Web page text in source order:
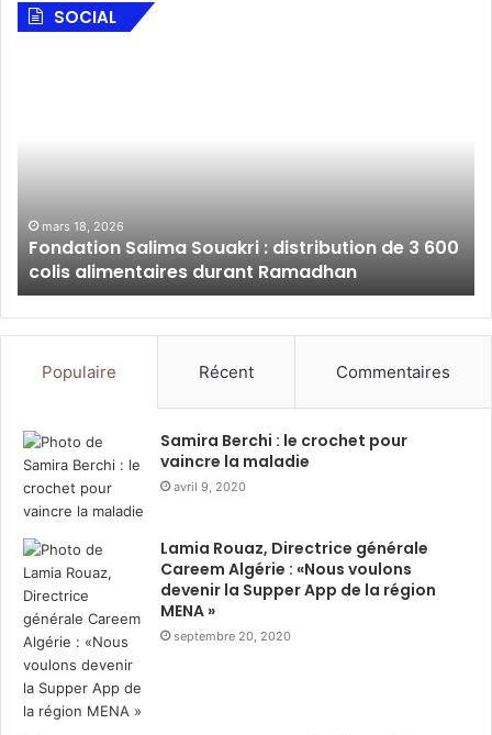
SOCIAL
600
colis
alimentaires
durant
Ramadhan
mars 18, 2026
Fondation Salima Souakri : distribution de 3 600
colis alimentaires durant Ramadhan
Populaire Récent Commentaires
Samira Berchi : le crochet pour
vaincre la maladie
avril 9, 2020
Lamia Rouaz, Directrice générale
Careem Algérie : «Nous voulons
devenir la Supper App de la région
MENA »
septembre 20, 2020